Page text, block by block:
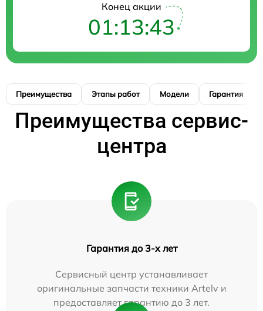
Конец акции
01:13:42
Преимущества Этапы работ Модели Гарантия
Преимущества сервис-
центра
Гарантия до 3-х лет
Сервисный центр устанавливает
оригинальные запчасти техники Artelv и
предоставляет гарантию до 3 лет.